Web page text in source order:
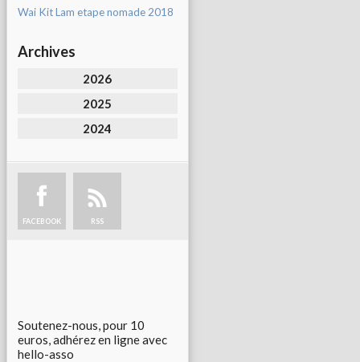
Wai Kit Lam etape nomade 2018
Archives
2026
2025
2024
FACEBOOK RSS
Soutenez-nous, pour 10
euros, adhérez en ligne avec
hello-asso